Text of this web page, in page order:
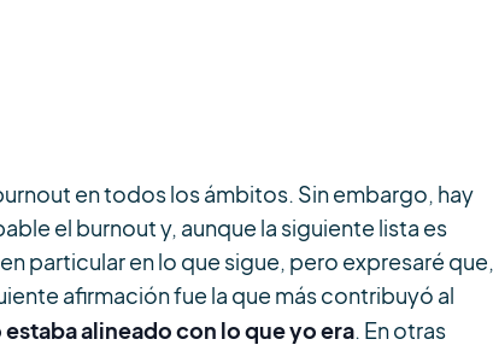
en todos los ámbitos. Sin embargo, hay
el burnout y, aunque la siguiente lista es
particular en lo que sigue, pero expresaré que,
afirmación fue la que más contribuyó al
alineado con lo que yo era. En otras